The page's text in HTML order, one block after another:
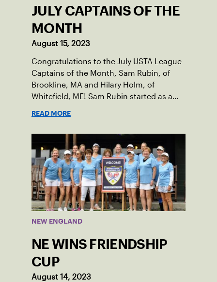
JULY CAPTAINS OF THE
MONTH
August 15, 2023
Congratulations to the July USTA League
Captains of the Month, Sam Rubin, of
Brookline, MA and Hilary Holm, of
Whitefield, ME! Sam Rubin started as a
opportunity to serve as a captain of the
18-39 league out of Eastern Mass. This
past winter, Sam led his team, which
competed at Sportsmen’s Tennis &
Enrichment Center in Dorchester, to a
first-place finish.
READ MORE
NEW ENGLAND
NE WINS FRIENDSHIP
CUP
August 14, 2023